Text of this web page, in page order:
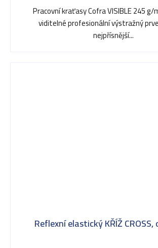
Pracovní kraťasy Cofra VISIBLE 245 g/
viditelné profesionální výstražný
nejpřísnější...
Reflexní elastický KŘÍŽ